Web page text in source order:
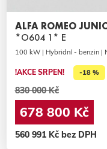
ALFA ROMEO
*O604 1* E
100 kW | Hybridní - benzin |
!AKCE SRPEN! -18 %
830 000 Kč
678 800 Kč
560 991 Kč bez DPH